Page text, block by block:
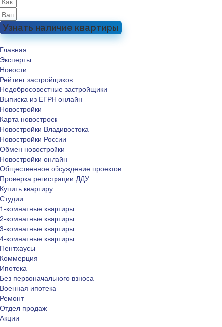
Узнать наличие квартиры
Главная
Эксперты
Новости
Рейтинг застройщиков
Недобросовестные застройщики
Выписка из ЕГРН онлайн
Новостройки
Карта новостроек
Новостройки Владивостока
Новостройки России
Обмен новостройки
Новостройки онлайн
Общественное обсуждение проектов
Проверка регистрации ДДУ
Купить квартиру
Студии
1-комнатные квартиры
2-комнатные квартиры
3-комнатные квартиры
4-комнатные квартиры
Пентхаусы
Коммерция
Ипотека
Без первоначального взноса
Военная ипотека
Ремонт
Отдел продаж
Акции